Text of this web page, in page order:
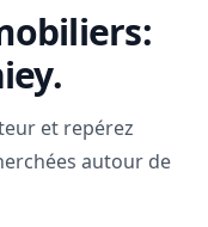
.
et repérez
autour de